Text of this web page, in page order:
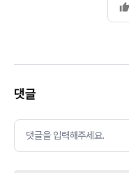
댓글
댓글을 입력해주세요.